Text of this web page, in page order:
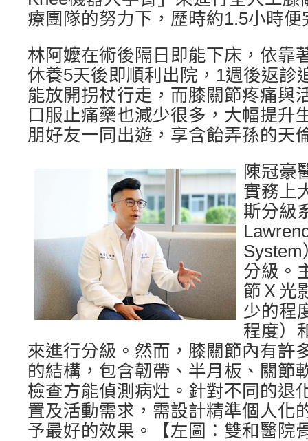
療團隊的努力下，歷時約1.5小時便
林阿嬤在術後隔日即能下床，依靠
休養5天後即順利出院，1週後返診
能放開拐杖行走，而膝關節疼痛與
口服止痛藥也減少很多，大幅提升
朋好友一同出遊，享含飴弄孫的天
陳冠豪
實務上
斯分級
System
分級。
節Ｘ光
少的程
程度）
來進行分級。然而，膝關節內有許
的結構，包含韌帶、半月板、關節
檢查方能偵測病灶。針對不同的退
置及活動需求，需設計精準個人化
予最好的效果。【左圖：雙和醫院